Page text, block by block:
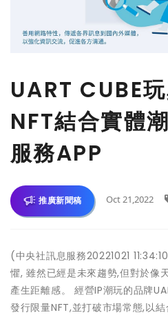
UART CUBE
NFT結合實體
服務APP
推廣新聞稿 Oct 21,2022
(中央社訊息服務20221021
懼, 雖然已經是未來趨勢,但對於像
產生距離感。 經營IP潮玩的品牌
發行限量NFT,並打破市場常態,以